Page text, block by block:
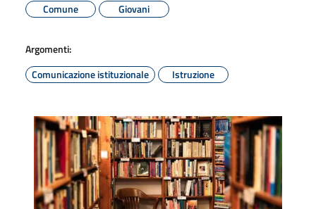
Comune
Giovani
Argomenti:
Comunicazione istituzionale
Istruzione